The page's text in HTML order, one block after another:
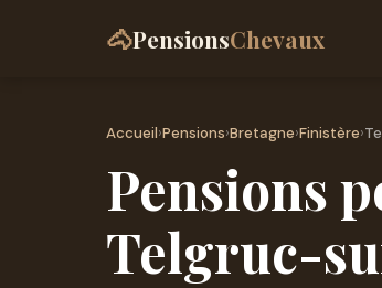
🐴PensionsChevaux
Accueil›Pensions›Bretagne›Finistère›
Pensions
Telgruc-